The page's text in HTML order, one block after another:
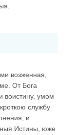
возженная,
От Бога
воистину, умом
службу
и
Истины, юже